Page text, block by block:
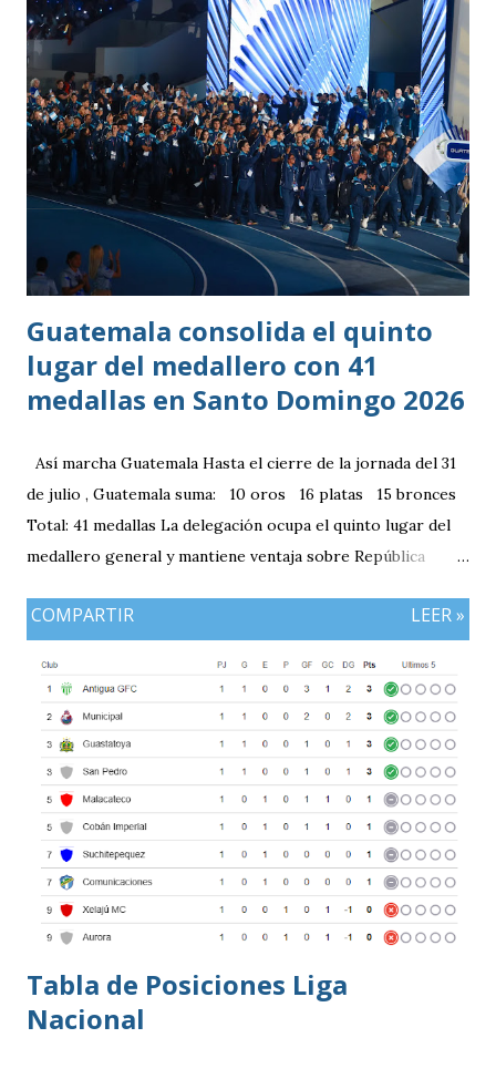
Guatemala consolida el quinto
lugar del medallero con 41
medallas en Santo Domingo 2026
Así marcha Guatemala Hasta el cierre de la jornada del 31
de julio , Guatemala suma: 10 oros 16 platas 15 bronces
Total: 41 medallas La delegación ocupa el quinto lugar del
medallero general y mantiene ventaja sobre República
plata, aunque ambos países registran el mismo número de
COMPARTIR LEER »
Tabla de Posiciones Liga
Nacional